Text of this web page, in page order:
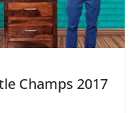
Champs 2017